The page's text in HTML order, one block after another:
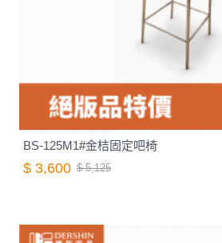
BS-125M1#金桔固定吧椅
$ 3,600 $ 5,125